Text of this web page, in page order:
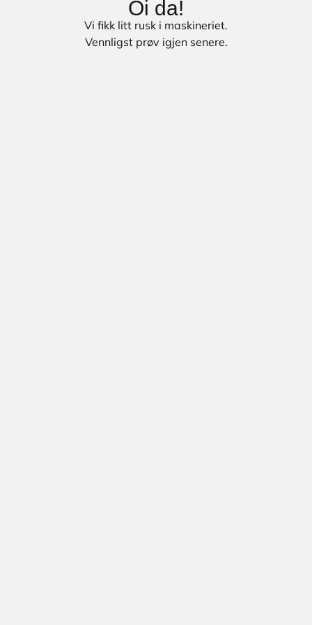
Oi da!
Vi fikk litt rusk i maskineriet.
Vennligst prøv igjen senere.